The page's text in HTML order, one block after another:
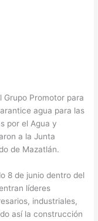
Grupo Promotor para
agua para las
por el Agua y
a la Junta
de Mazatlán.
8 de junio dentro del
líderes
industriales,
así la construcción